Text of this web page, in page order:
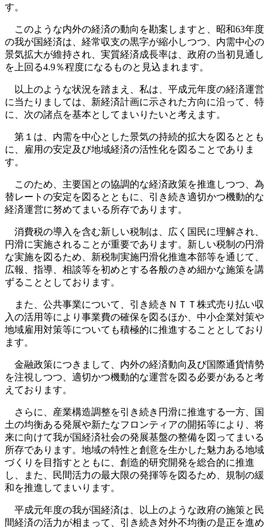
す。
このような内外の経済の動向を勘案しますと、昭和63年度
の我が国経済は、経常収支の黒字が縮小しつつ、内需中心の
景気拡大が維持され、実質経済成長率は、政府の当初見通し
を上回る4.9％程度になるものと見込まれます。
以上のような状況を踏まえ、私は、平成元年度の経済運営
に当たりましては、新経済計画に示された方向に沿って、特
に、次の諸点を基本としてまいりたいと考えます。
第１は、内需を中心とした景気の持続的拡大を図るととも
に、雇用の安定及び地域経済の活性化を図ることでありま
す。
このため、主要国との協調的な経済政策を推進しつつ、為
替レートの安定を図るとともに、引き続き適切かつ機動的な
経済運営に努めてまいる所存であります。
消費税の導入を含む新しい税制は、広く国民に理解され、
円滑に実施されることが重要であります。新しい税制の円滑
な実施を図るため、新税制実施円滑化推進本部等を通じて、
広報、指導、相談等を初めとする各般のきめ細かな施策を講
ずることとしております。
また、公共事業について、引き続きＮＴＴ株式売り払い収
入の活用等により事業費の確保を図るほか、中小企業対策や
地域雇用対策等についても積極的に推進することとしており
ます。
金融政策につきまして、内外の経済動向及び国際通貨情勢
を注視しつつ、適切かつ機動的な運営を図る必要があると考
えております。
さらに、産業構造調整を引き続き円滑に推進する一方、国
土の均衡ある発展や新たなフロンティアの開拓等により、将
来に向けて我が国経済社会の発展基盤の整備を図ってまいる
所存であります。地域の特性と創意を生かした魅力ある地域
づくりを目指すとともに、創造的研究開発を総合的に推進
し、また、民間活力の最大限の発揮等を図るため、規制の緩
和を推進してまいります。
平成元年度の我が国経済は、以上のような政府の施策と民
間経済の活力が相まって、引き続き対外不均衡の是正を進め